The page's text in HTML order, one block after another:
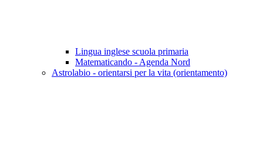
Lingua inglese scuola primaria
Matematicando - Agenda Nord
Astrolabio - orientarsi per la vita (orientamento)